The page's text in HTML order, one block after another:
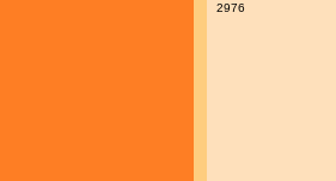
2976